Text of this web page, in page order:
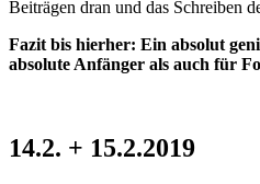
Beiträgen dran und das Schreiben
Fazit bis hierher: Ein absolut
absolute Anfänger als auch für
14.2. + 15.2.2019